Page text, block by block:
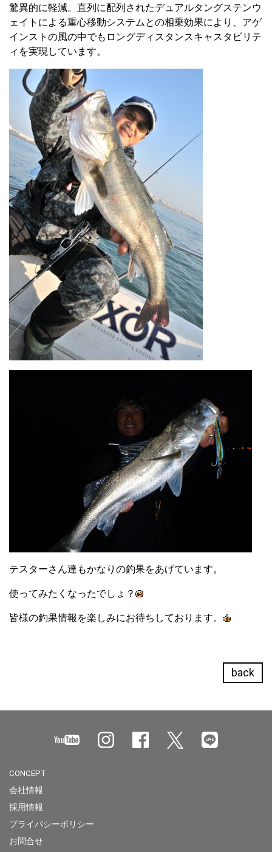
驚異的に軽減。直列に配列されたデュアルタングステンウ
ェイトによる重心移動システムとの相乗効果により、アゲ
インストの風の中でもロングディスタンスキャスタビリテ
ィを実現しています。
テスターさん達もかなりの釣果をあげています。
使ってみたくなったでしょ？
皆様の釣果情報を楽しみにお待ちしております。
back
CONCEPT
会社情報
採用情報
プライバシーポリシー
お問合せ